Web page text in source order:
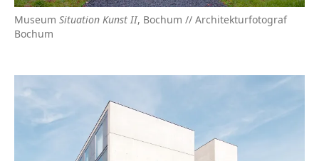
Museum Situation Kunst II, Bochum // Architekturfotograf
Bochum